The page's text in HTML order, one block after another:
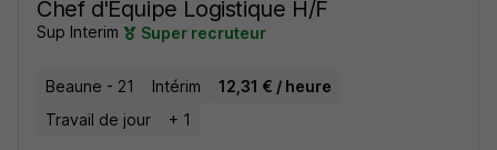
Chef d'Equipe Logistique H/F
Sup Interim Super recruteur
Beaune - 21 Intérim
12,31 € / heure
Travail de jour
+ 1